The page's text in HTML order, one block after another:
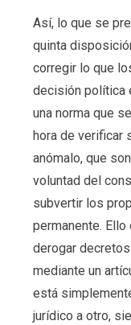
Así, lo que se
quinta
corregir lo que
decisión política
una norma que
hora de verificar
anómalo, que
voluntad del
subvertir los
permanente.
derogar
mediante un
está
jurídico a otro,